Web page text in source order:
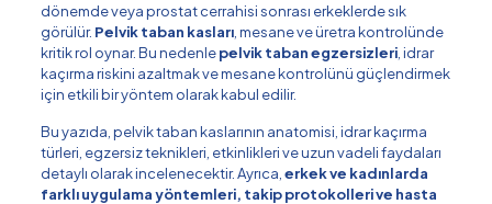
dönemde veya prostat cerrahisi sonrası erkeklerde sık
görülür. Pelvik taban kasları, mesane ve üretra kontrolünde
kritik rol oynar. Bu nedenlepelvik taban egzersizleri, idrar
kaçırma riskini azaltmak ve mesane kontrolünü güçlendirmek
için etkili bir yöntem olarak kabul edilir.
Bu yazıda, pelvik taban kaslarının anatomisi, idrar kaçırma
türleri, egzersiz teknikleri, etkinlikleri ve uzun vadeli faydaları
detaylı olarak incelenecektir. Ayrıca, erkek ve kadınlarda
farklı uygulama yöntemleri, takip protokolleri ve hasta